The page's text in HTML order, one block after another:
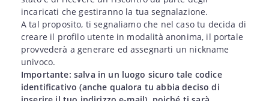
incaricati che gestiranno la tua segnalazione.
A tal proposito, ti segnaliamo che nel caso tu decida di
creare il profilo utente in modalità anonima, il portale
provvederà a generare ed assegnarti un nickname
univoco.
Importante: salva in un luogo sicuro tale codice
identificativo (anche qualora tu abbia deciso di